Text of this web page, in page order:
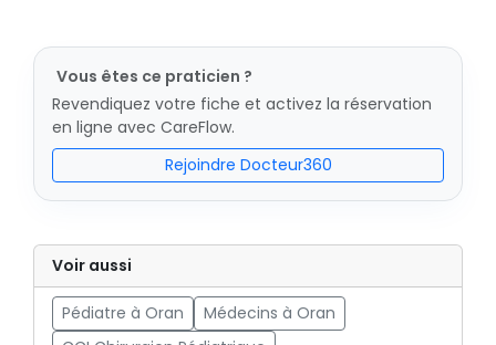
Vous êtes ce praticien ?
Revendiquez votre fiche et activez la réservation
en ligne avec CareFlow.
Rejoindre Docteur360
Voir aussi
Pédiatre à Oran
Médecins à Oran